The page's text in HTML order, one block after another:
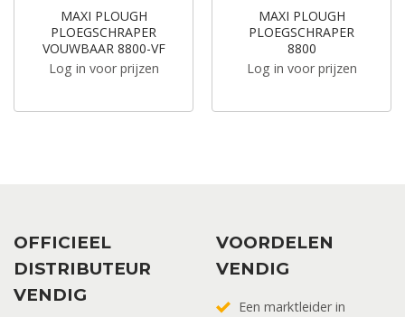
MAXI PLOUGH
PLOEGSCHRAPER
VOUWBAAR 8800-VF
Log in voor prijzen
MAXI PLOUGH
PLOEGSCHRAPER
8800
Log in voor prijzen
OFFICIEEL
DISTRIBUTEUR
VENDIG
VOORDELEN
VENDIG
Een marktleider in